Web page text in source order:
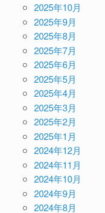
2025年10月
2025年9月
2025年8月
2025年7月
2025年6月
2025年5月
2025年4月
2025年3月
2025年2月
2025年1月
2024年12月
2024年11月
2024年10月
2024年9月
2024年8月